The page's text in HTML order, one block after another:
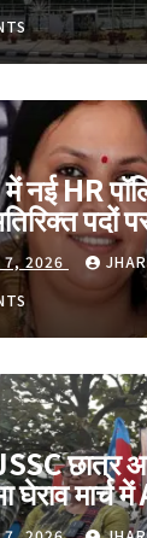
नई HR
पदों
के
7, 2026
छात्र
घेराव मार्च
पर फेंकी गई